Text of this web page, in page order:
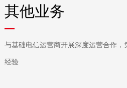
其他业务
与基础电信运营商开展深度运营合作
经验